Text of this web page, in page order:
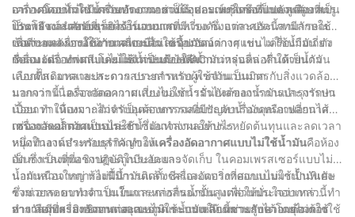
อากาศแบบไม่ใช้น้ำมันทำงานอย่างไร และเหตุใดจึงเป็นตัวเลือกที่เป็น
ประโยชน์สำหรับธุรกิจจำนวนมาก
อากาศโดยทั่วไป เครื่องอัดอากาศเป็นอุปกรณ์เชิงกลที่แปลงพลังงาน
เป็นพลังงานศักย์ที่เก็บไว้ในอากาศที่มีแรงดัน อากาศอัดนี้สามารถใช้
เพื่อจ่ายพลังงานให้กับเครื่องมือและอุปกรณ์ต่างๆ เช่น เครื่องมือเกี่ยว
กับลม เครื่องพ่นสี และแม้แต่ระบบ HVAC
เครื่องอัดอากาศมีหลายประเภท รวมถึงคอมเพรสเซอร์แบบลูกสูบ สกรู
โรตารี และคอมเพรสเซอร์แบบแรงเหวี่ยง ซึ่งแต่ละประเภทมีลักษณะ
เฉพาะและการใช้งานเฉพาะตัว เครื่องอัดอากาศแบบไม่ใช้น้ำมัน ดัง
ชื่อแนะนำ ทำงานโดยไม่จำเป็นต้องใช้น้ำมันหล่อลื่น ทำให้เป็นตัว
เลือกที่สะอาดและสะดวกสบายสำหรับผู้ใช้จำนวนมาก
ข้อดีของเครื่องอัดอากาศแบบไม่ใช้น้ำมัน
เครื่องอัดอากาศแบบไม่ใช้น้ำมันมีข้อดีมากกว่ารุ่นหล่อลื่นด้วยน้ำมัน
แบบดั้งเดิมหลายประการ ประการแรก พวกมันเป็นมิตรกับสิ่งแวดล้อม
มากกว่า เนื่องจากลดความเสี่ยงของการรั่วไหลของน้ำมันและการปน
เปื้อน ทำให้เหมาะสำหรับอุตสาหกรรมที่มีปัญหาเรื่องคุณภาพอากาศ
เช่น การผลิตอาหารและยา
นอกจากนี้ เครื่องอัดอากาศแบบไม่ใช้น้ำมันยังต้องการการบำรุงรักษา
น้อยกว่า เนื่องจากไม่จำเป็นต้องตรวจสอบระดับน้ำมันหรือเปลี่ยนไส้
กรองและน้ำมันเป็นประจำ ซึ่งอาจส่งผลให้ประหยัดต้นทุนและลดเวลา
หยุดทำงานสำหรับธุรกิจ ทำให้เครื่องอัดอากาศแบบไม่ใช้น้ำมัน
เป็นการลงทุนเชิงปฏิบัติในระยะยาว
เครื่องอัดอากาศแบบไม่ใช้น้ำมันทำงานอย่างไร
หนึ่งในองค์ประกอบสำคัญของเครื่องอัดอากาศแบบไม่ใช้น้ำมันคือห้อง
อัด ซึ่งเป็นที่ที่อากาศจะถูกบีบอัดและจัดเก็บ ในคอมเพรสเซอร์แบบไม่มี
น้ำมันส่วนใหญ่ ห้องนี้มีการติดตั้งซีลและแบริ่งที่ออกแบบมาเป็นพิเศษ
ซึ่งช่วยลดความจำเป็นในการหล่อลื่นน้ำมัน แต่ส่วนประกอบเหล่านี้ทำ
จากวัสดุที่สามารถทนต่ออุณหภูมิและแรงเสียดทานสูงได้โดยไม่ต้องใช้
นอกเหนือจากการไม่มีน้ำมันแล้ว เครื่องอัดอากาศแบบไม่ใช้น้ำมันยัง
รวมเอาระบบทำความเย็นและการกรองขั้นสูงเพื่อให้มั่นใจว่าการ
ทำงานมีประสิทธิภาพและสะอาด ระบบเหล่านี้ช่วยรักษาอายุการใช้
การเลือกเครื่องอัดอากาศแบบไม่ใช้น้ำมันให้เหมาะกับความต้องการ